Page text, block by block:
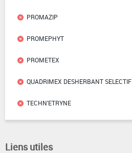
PROMAZIP
PROMEPHYT
PROMETEX
QUADRIMEX DESHERBANT SELECTIF
TECHN'ETRYNE
Liens utiles